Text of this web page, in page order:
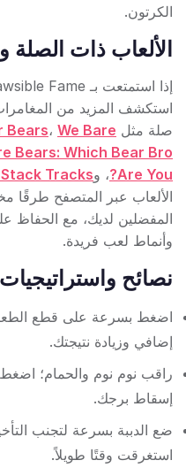
الكرتون.
الألعاب ذات الصلة
استكشف المزيد من
صلة مثل
Bears، We Bare
Bears: Which Bear Bro
Are You? ، وTracks
الألعاب عبر المتصفح طرقًا
المفضلين لديك، مع الحفاظ
وأنماط لعب فريدة.
نصائح واستراتيجيات
اضغط بسرعة على قطع
إضافي وزيادة نتيجتك.
راقب نوم نوم والحمام؛
إسقاط برجك.
ضع الدببة بسرعة لتجنب
استغرقت وقتًا طويلاً.